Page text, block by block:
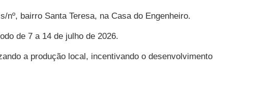
bairro Santa Teresa, na Casa do Engenheiro.
de 7 a 14 de julho de 2026.
a produção local, incentivando o desenvolvimento